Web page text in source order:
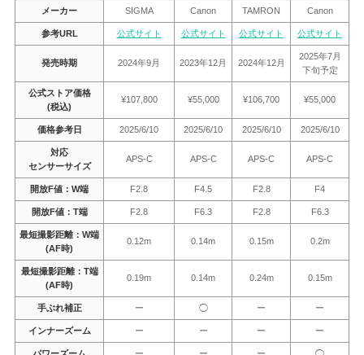
メーカー SIGMA Canon TAMRON Canon
参考URL 公式サイト 公式サイト 公式サイト 公式サイト
発売時期 2024年9月 2023年12月 2024年12月
2025年7月
下旬予定
公式ストア価格
(税込)
¥107,800 ¥55,000 ¥106,700 ¥55,000
価格参考日 2025/6/10 2025/6/10 2025/6/10 2025/6/10
対応
センサーサイズ
APS-C APS-C APS-C APS-C
開放F値：W端 F2.8 F4.5 F2.8 F4
開放F値：T端 F2.8 F6.3 F2.8 F6.3
最短撮影距離：W端
(AF時)
0.12m 0.14m 0.15m 0.2m
最短撮影距離：T端
(AF時)
0.19m 0.14m 0.24m 0.15m
手ぶれ補正 ー ◯ ー ー
インナーズーム ー ー ー ー